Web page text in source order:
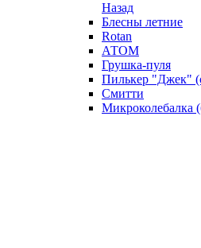
Назад
Блесны летние
Rotan
АТОМ
Грушка-пуля
Пилькер "Джек"
Смитти
Микроколебалка